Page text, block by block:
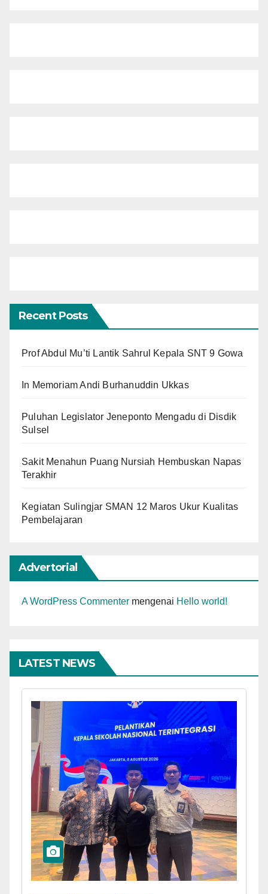
Recent Posts
Prof Abdul Mu’ti Lantik Sahrul Kepala SNT 9 Gowa
In Memoriam Andi Burhanuddin Ukkas
Puluhan Legislator Jeneponto Mengadu di Disdik
Sulsel
Sakit Menahun Puang Nursiah Hembuskan Napas
Terakhir
Kegiatan Sulingjar SMAN 12 Maros Ukur Kualitas
Pembelajaran
Advertorial
A WordPress Commenter mengenai Hello world!
LATEST NEWS